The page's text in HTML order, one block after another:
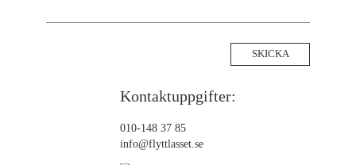
Kontaktuppgifter:
010-148 37 85
info@flyttlasset.se